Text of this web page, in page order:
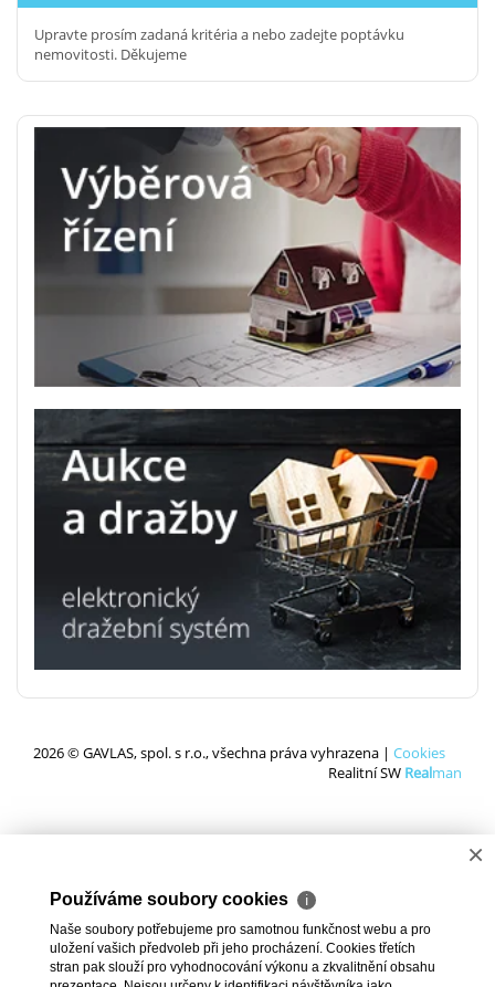
Upravte prosím zadaná kritéria a nebo zadejte poptávku
nemovitosti. Děkujeme
2026 © GAVLAS, spol. s r.o., všechna práva vyhrazena | Cookies
Realitní SW Realman
×
Používáme soubory cookies ℹ
Naše soubory potřebujeme pro samotnou funkčnost webu a pro
uložení vašich předvoleb při jeho procházení. Cookies třetích
stran pak slouží pro vyhodnocování výkonu a zkvalitnění obsahu